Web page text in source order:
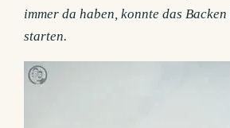
immer da haben, konnte das
starten.